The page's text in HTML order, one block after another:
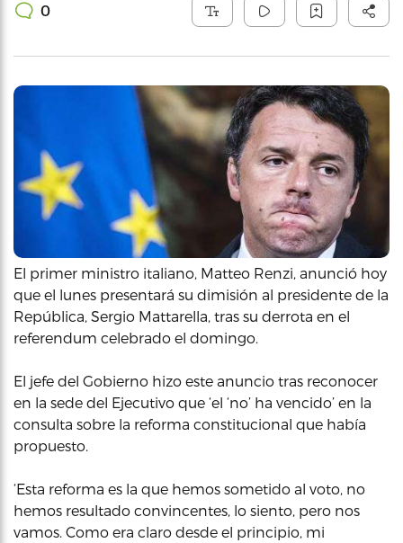
0
El primer ministro italiano, Matteo Renzi, anunció hoy
que el lunes presentará su dimisión al presidente de la
República, Sergio Mattarella, tras su derrota en el
referendum celebrado el domingo.
El jefe del Gobierno hizo este anuncio tras reconocer
en la sede del Ejecutivo que ‘el ‘no’ ha vencido’ en la
consulta sobre la reforma constitucional que había
propuesto.
‘Esta reforma es la que hemos sometido al voto, no
hemos resultado convincentes, lo siento, pero nos
vamos. Como era claro desde el principio, mi